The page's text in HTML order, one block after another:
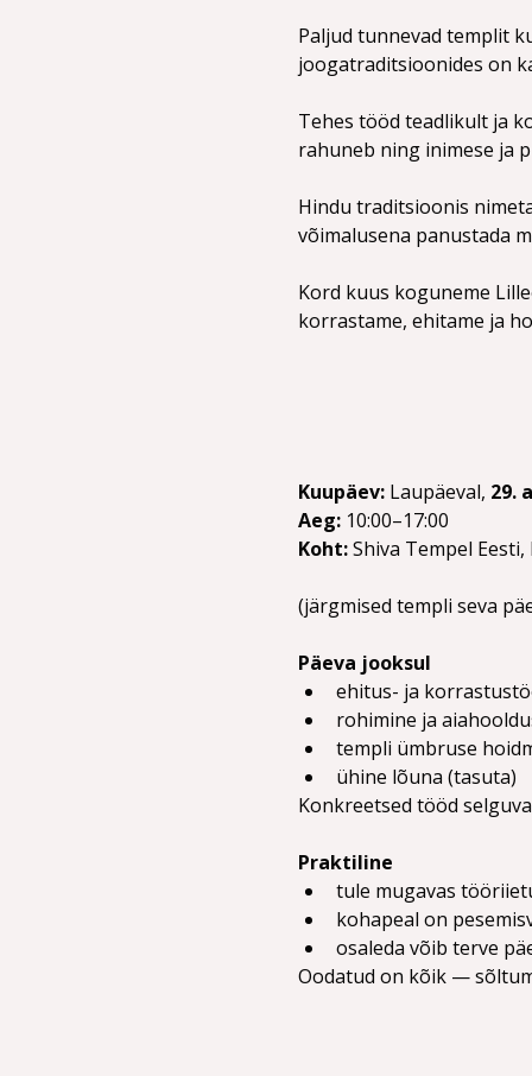
Paljud tunnevad templit
joogatraditsioonides on
Tehes tööd teadlikult ja
rahuneb ning inimese ja
Hindu traditsioonis
võimalusena panustada
Kord kuus koguneme
korrastame, ehitame ja
Kuupäev: Laupäeval, 29.
Aeg: 10:00–17:00
Koht: Shiva Tempel
(järgmised templi seva
Päeva jooksul
ehitus- ja
rohimine ja
templi ümbruse
ühine lõuna (tasuta)
Konkreetsed tööd
Praktiline
tule mugavas
kohapeal on
osaleda võib terve
Oodatud on kõik —